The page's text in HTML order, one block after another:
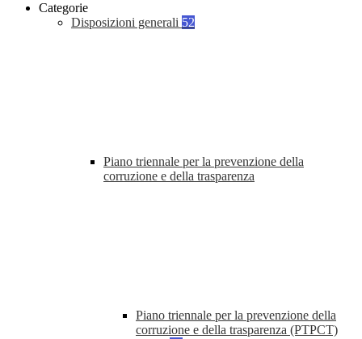
Categorie
Disposizioni generali 52
Piano triennale per la prevenzione della
corruzione e della trasparenza
Piano triennale per la prevenzione della
corruzione e della trasparenza (PTPCT)